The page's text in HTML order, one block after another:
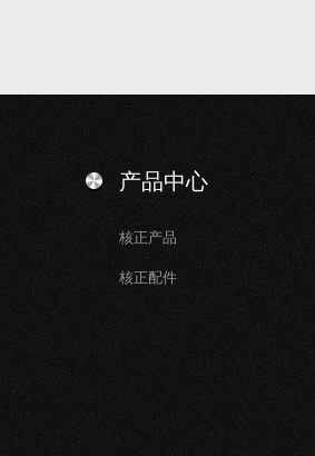
产品中心
核正产品
核正配件